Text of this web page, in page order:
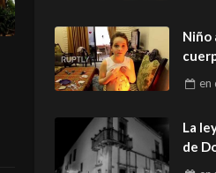
Niño
metal
en
La
de